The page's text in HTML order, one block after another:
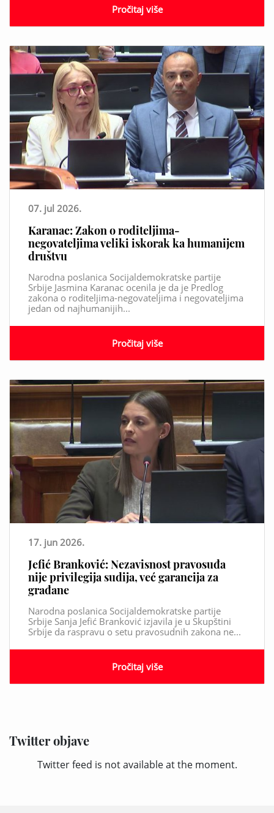
Twitter objave
Twitter feed is not available at the moment.
Pročitaj više
07. jul 2026.
Karanac: Zakon o roditeljima-
negovateljima veliki iskorak ka humanijem
društvu
Narodna poslanica Socijaldemokratske partije
Srbije Jasmina Karanac ocenila je da je Predlog
zakona o roditeljima-negovateljima i negovateljima
jedan od najhumanijih...
Pročitaj više
17. jun 2026.
Jefić Branković: Nezavisnost pravosuđa
nije privilegija sudija, već garancija za
građane
Narodna poslanica Socijaldemokratske partije
Srbije Sanja Jefić Branković izjavila je u Skupštini
Srbije da raspravu o setu pravosudnih zakona ne...
Pročitaj više